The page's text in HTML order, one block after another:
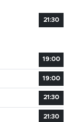
21:30
19:00
19:00
21:30
21:30